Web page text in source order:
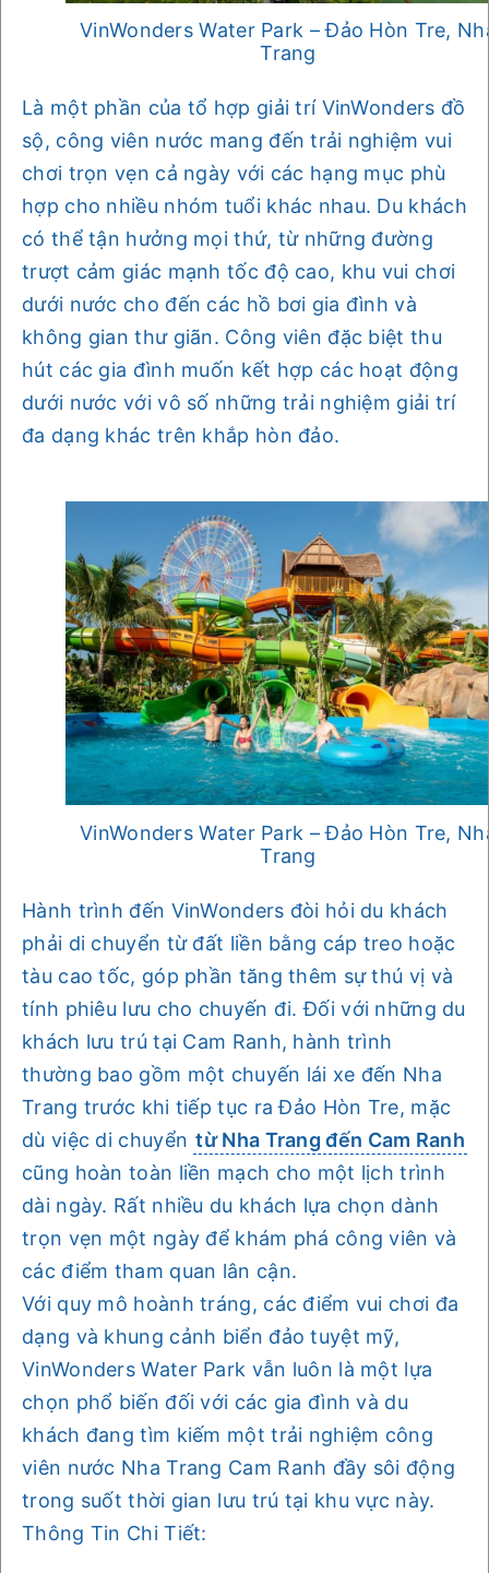
VinWonders Water Park – Đảo Hòn Tre,
Trang
Là một phần của tổ hợp giải trí VinWonders đồ
sộ, công viên nước mang đến trải nghiệm vui
chơi trọn vẹn cả ngày với các hạng mục phù
hợp cho nhiều nhóm tuổi khác nhau. Du khách
có thể tận hưởng mọi thứ, từ những đường
trượt cảm giác mạnh tốc độ cao, khu vui chơi
dưới nước cho đến các hồ bơi gia đình và
không gian thư giãn. Công viên đặc biệt thu
hút các gia đình muốn kết hợp các hoạt động
dưới nước với vô số những trải nghiệm giải trí
đa dạng khác trên khắp hòn đảo.
VinWonders Water Park – Đảo Hòn Tre,
Trang
Hành trình đến VinWonders đòi hỏi du khách
phải di chuyển từ đất liền bằng cáp treo hoặc
tàu cao tốc, góp phần tăng thêm sự thú vị và
tính phiêu lưu cho chuyến đi. Đối với những du
khách lưu trú tại Cam Ranh, hành trình
thường bao gồm một chuyến lái xe đến Nha
Trang trước khi tiếp tục ra Đảo Hòn Tre, mặc
dù việc di chuyển từ Nha Trang đến Cam Ranh
cũng hoàn toàn liền mạch cho một lịch trình
dài ngày. Rất nhiều du khách lựa chọn dành
trọn vẹn một ngày để khám phá công viên và
các điểm tham quan lân cận.
Với quy mô hoành tráng, các điểm vui chơi đa
dạng và khung cảnh biển đảo tuyệt mỹ,
VinWonders Water Park vẫn luôn là một lựa
chọn phổ biến đối với các gia đình và du
khách đang tìm kiếm một trải nghiệm công
viên nước Nha Trang Cam Ranh đầy sôi động
trong suốt thời gian lưu trú tại khu vực này.
Thông Tin Chi Tiết: